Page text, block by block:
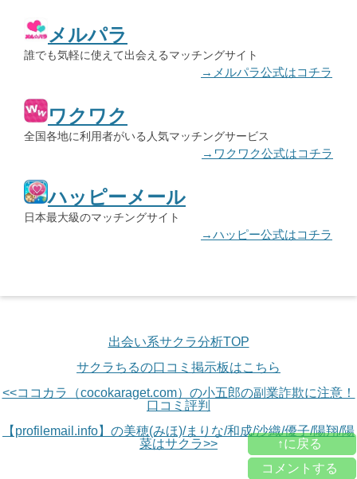
メルパラ
誰でも気軽に使えて出会えるマッチングサイト
→メルパラ公式はコチラ
ワクワク
全国各地に利用者がいる人気マッチングサービス
→ワクワク公式はコチラ
ハッピーメール
日本最大級のマッチングサイト
→ハッピー公式はコチラ
出会い系サクラ分析TOP
サクラちるの口コミ掲示板はこちら
<<ココカラ（cocokaraget.com）の小五郎の副業詐欺に注意！
口コミ評判
【profilemail.info】の美穂(みほ)/まりな/和成/沙織/優子/陽翔/陽
菜はサクラ>>
↑に戻る
コメントする